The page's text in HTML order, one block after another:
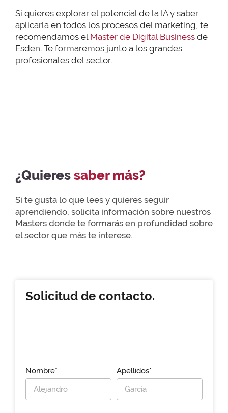
Si quieres explorar el potencial de la IA y saber
aplicarla en todos los procesos del marketing, te
recomendamos el Master de Digital Business de
Esden. Te formaremos junto a los grandes
profesionales del sector.
¿Quieressaber más?
Si te gusta lo que lees y quieres seguir
aprendiendo, solicita información sobre nuestros
Masters donde te formarás en profundidad sobre
el sector que más te interese.
Solicitud de contacto.
Nombre* Apellidos*